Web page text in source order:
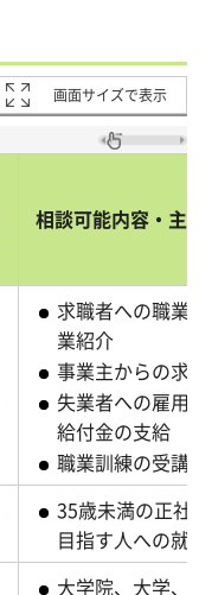
画面サイズで表示
相談可能内容・主
求職者への職業
業紹介
事業主からの求
失業者への雇用
給付金の支給
職業訓練の受講
35歳未満の正社
目指す人への就
大学院、大学、